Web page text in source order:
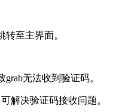
转至主界面。
grab无法收到验证码。
解决验证码接收问题。